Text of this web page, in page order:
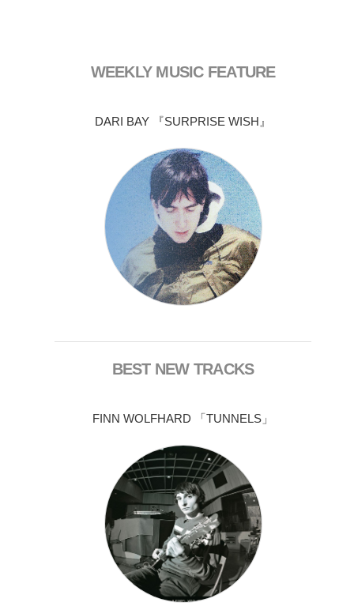
WEEKLY MUSIC FEATURE
DARI BAY 『SURPRISE WISH』
BEST NEW TRACKS
FINN WOLFHARD 「TUNNELS」